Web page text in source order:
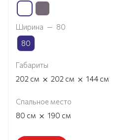
Ширина — 80
80
Габариты
202 см × 202 см × 144 см
Спальное место
80 см × 190 см